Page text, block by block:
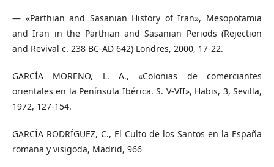
— «Parthian and Sasanian History of Iran», Mesopotamia
and Iran in the Parthian and Sasanian Periods (Rejection
and Revival c. 238 BC-AD 642) Londres, 2000, 17-22.
GARCÍA MORENO, L. A., «Colonias de comerciantes
orientales en la Península Ibérica. S. V-VII», Habis, 3, Sevilla,
1972, 127-154.
GARCÍA RODRÍGUEZ, C., El Culto de los Santos en la España
romana y visigoda, Madrid, 966